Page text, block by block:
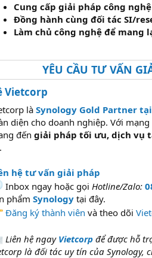
Cung cấp giải pháp công
Đồng hành cùng đối tác SI/
Làm chủ công nghệ để
YÊU CẦU TƯ VẤN
Vietcorp
là Synology Gold Partner
diện cho doanh nghiệp. Với
đến giải pháp tối ưu, dịch vụ
hệ tư vấn giải pháp
Inbox ngay hoặc gọi Hotline/Zalo:
phẩm Synology tại đây.
Đăng ký thành viên và theo dõi
Liên hệ ngay Vietcorp để được hỗ
là đối tác uy tín của